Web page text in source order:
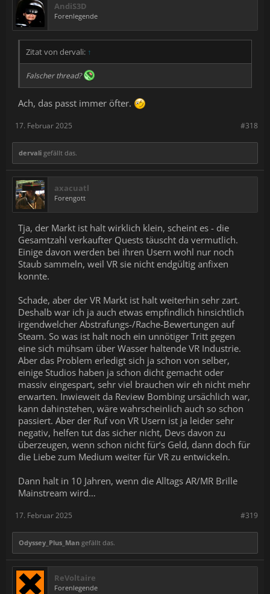
AndiS3D
Forenlegende
Zitat von dervali: ↑
Falscher thread?
Ach, das passt immer öfter.
#318
17. Februar 2025
dervali gefällt das.
axacuatl
Forengott
Tja, der Markt ist halt wirklich klein, scheint es - die
Gesamtzahl verkaufter Quests täuscht da vermutlich.
Einige davon werden bei ihren Usern wohl nur noch
Staub sammeln, weil VR sie nicht endgültig anfixen
konnte.
Schade, aber der VR Markt ist halt weiterhin sehr zart.
Deshalb war ich ja auch etwas empfindlich hinsichtlich
irgendwelcher Abstrafungs-/Rache-Bewertungen auf
Steam. So was ist halt noch ein unnötiger Tritt gegen
eine sich mühsam über Wasser haltende VR Industrie.
Aber das Problem erledigt sich ja schon von selber,
einige Studios haben ja schon dicht gemacht oder
massiv eingespart, sehr viel brauchen wir eh nicht mehr
erwarten. Inwieweit da Review Bombing ursächlich war,
kann dahinstehen, wäre wahrscheinlich auch so schon
passiert. Aber der Ruf von VR Usern ist ja leider sehr
negativ, helfen tut das sicher nicht, Devs davon zu
überzeugen, wenn schon nicht für‘s Geld, dann doch für
die Liebe zum Medium weiter für VR zu entwickeln.
Dann halt in 10 Jahren, wenn die Alltags AR/MR Brille
Mainstream wird…
#319
17. Februar 2025
Odyssey_Plus_Man gefällt das.
ReVoltaire
Forenlegende